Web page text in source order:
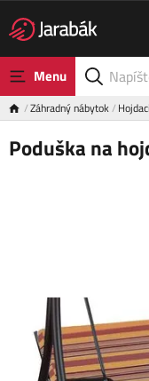
Menu
Záhradný nábytok
Poduška na